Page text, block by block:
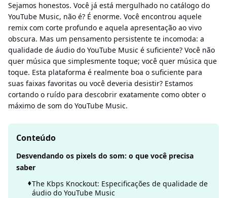
Sejamos honestos. Você já está mergulhado no catálogo do
YouTube Music, não é? É enorme. Você encontrou aquele
remix com corte profundo e aquela apresentação ao vivo
obscura. Mas um pensamento persistente te incomoda: a
qualidade de áudio do YouTube Music é suficiente? Você não
quer música que simplesmente toque; você quer música que
toque. Esta plataforma é realmente boa o suficiente para
suas faixas favoritas ou você deveria desistir? Estamos
cortando o ruído para descobrir exatamente como obter o
máximo de som do YouTube Music.
Conteúdo
Desvendando os pixels do som: o que você precisa
saber
The Kbps Knockout: Especificações de qualidade de
áudio do YouTube Music